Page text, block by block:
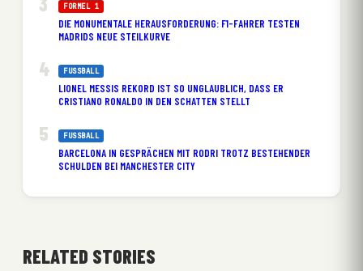
FORMEL 1
DIE MONUMENTALE HERAUSFORDERUNG: F1-FAHRER TESTEN
MADRIDS NEUE STEILKURVE
FUSSBALL
LIONEL MESSIS REKORD IST SO UNGLAUBLICH, DASS ER
CRISTIANO RONALDO IN DEN SCHATTEN STELLT
FUSSBALL
BARCELONA IN GESPRÄCHEN MIT RODRI TROTZ BESTEHENDER
SCHULDEN BEI MANCHESTER CITY
RELATED STORIES